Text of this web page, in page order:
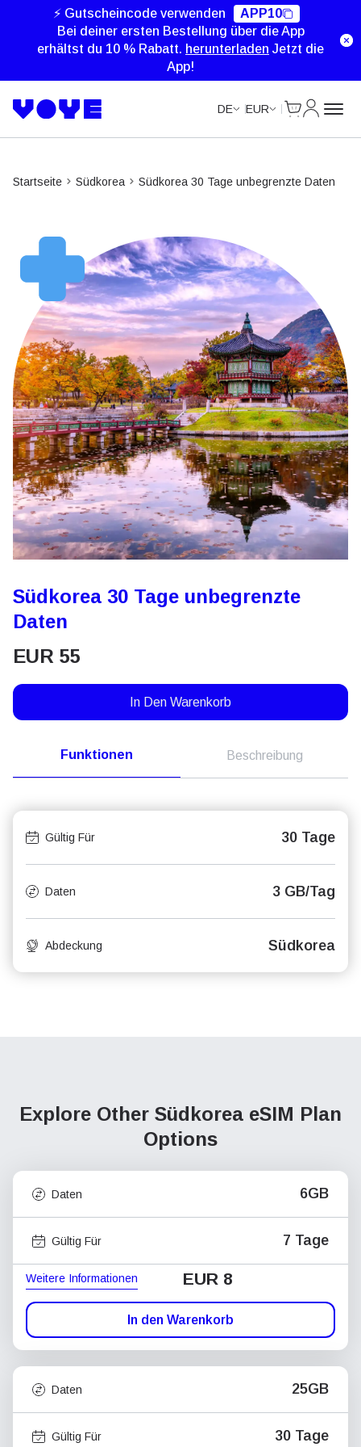
⚡ Gutscheincode verwenden
APP10
Bei deiner ersten Bestellung über die App
erhältst du 10 % Rabatt. herunterladen Jetzt die
App!
DE EUR
Startseite Südkorea Südkorea 30 Tage unbegrenzte Daten
Südkorea 30 Tage unbegrenzte
Daten
EUR 55
In Den Warenkorb
Funktionen Beschreibung
Gültig Für 30 Tage
Daten 3 GB/Tag
Abdeckung Südkorea
Explore Other Südkorea eSIM Plan
Options
Daten 6GB
Gültig Für 7 Tage
Weitere Informationen EUR 8
In den Warenkorb
Daten 25GB
Gültig Für 30 Tage